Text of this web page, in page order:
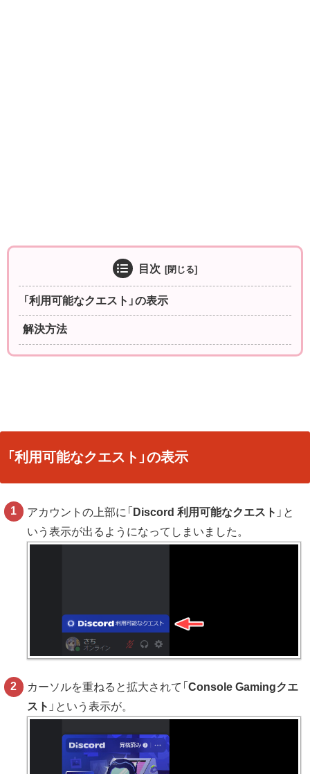
目次
「利用可能なクエスト」の表示
解決方法
「利用可能なクエスト」の表示
アカウントの上部に「 Discord 利用可能なクエスト 」と
いう表示が出るようになってしまいました。
カーソルを重ねると拡大されて「Console Gamingクエ
スト 」という表示が。